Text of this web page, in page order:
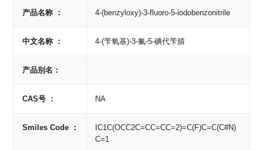
产品名称 ： 4-(benzyloxy)-3-fluoro-5-iodobenzonitrile
中文名称 ： 4-(苄氧基)-3-氟-5-碘代苄腈
产品别名：
CAS号 ： NA
Smiles Code ：
IC1C(OCC2C=CC=CC=2)=C(F)C=C(C#N)
C=1